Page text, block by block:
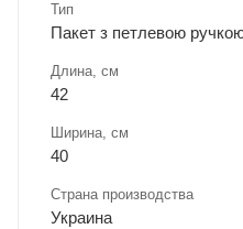
Тип
Пакет з петлевою
Длина, cм
42
Ширина, cм
40
Страна производства
Украина